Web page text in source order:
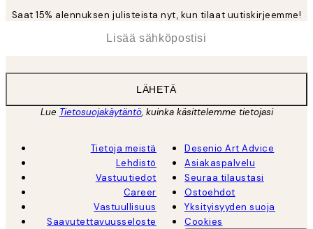
Saat 15% alennuksen julisteista nyt, kun tilaat uutiskirjeemme!
LÄHETÄ
Lue Tietosuojakäytäntö, kuinka käsittelemme tietojasi
Tietoja meistä
Lehdistö
Vastuutiedot
Career
Vastuullisuus
Saavutettavuusseloste
Desenio Art Advice
Asiakaspalvelu
Seuraa tilaustasi
Ostoehdot
Yksityisyyden suoja
Cookies